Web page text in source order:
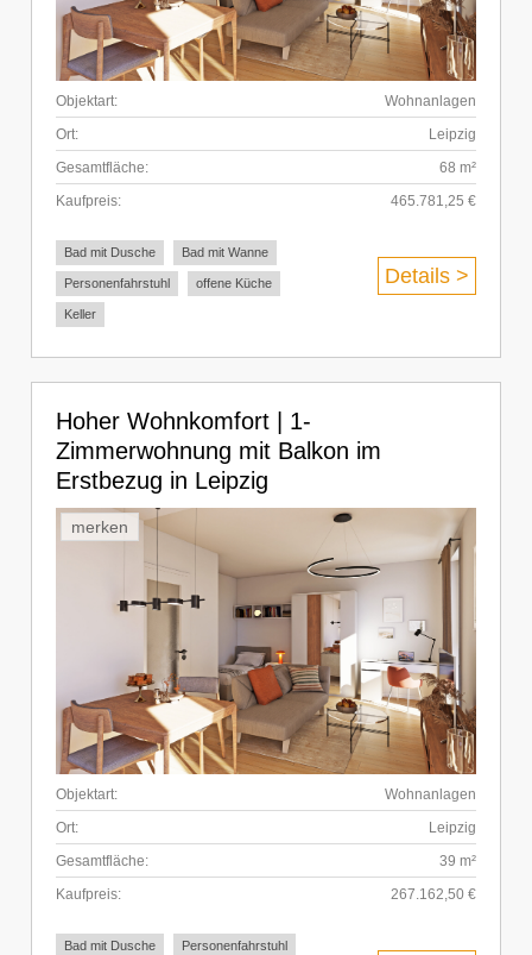
Objektart:
Wohnanlagen
Ort:
Leipzig
Gesamtfläche:
68 m²
Kaufpreis:
465.781,25 €
Bad mit Dusche Bad mit Wanne
Personenfahrstuhl offene Küche
Keller
Details >
Hoher Wohnkomfort | 1-
Zimmerwohnung mit Balkon im
Erstbezug in Leipzig
merken
Objektart:
Wohnanlagen
Ort:
Leipzig
Gesamtfläche:
39 m²
Kaufpreis:
267.162,50 €
Bad mit Dusche Personenfahrstuhl